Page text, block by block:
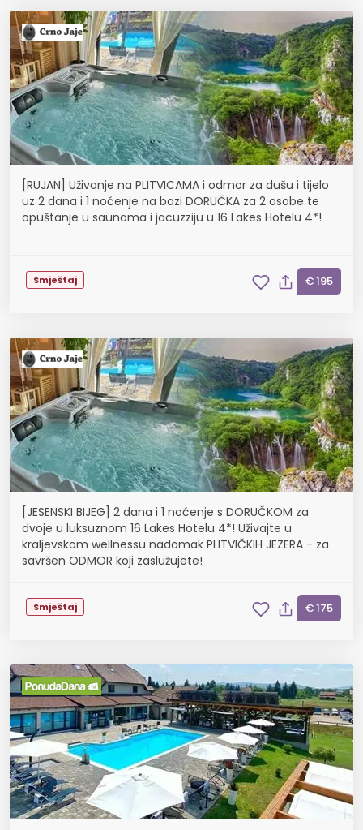
[RUJAN] Uživanje na PLITVICAMA i odmor za dušu i tijelo
uz 2 dana i 1 noćenje na bazi DORUČKA za 2 osobe te
opuštanje u saunama i jacuzziju u 16 Lakes Hotelu 4*!
Smještaj € 195
[JESENSKI BIJEG] 2 dana i 1 noćenje s DORUČKOM za
dvoje u luksuznom 16 Lakes Hotelu 4*! Uživajte u
kraljevskom wellnessu nadomak PLITVIČKIH JEZERA - za
savršen ODMOR koji zaslužujete!
Smještaj € 175